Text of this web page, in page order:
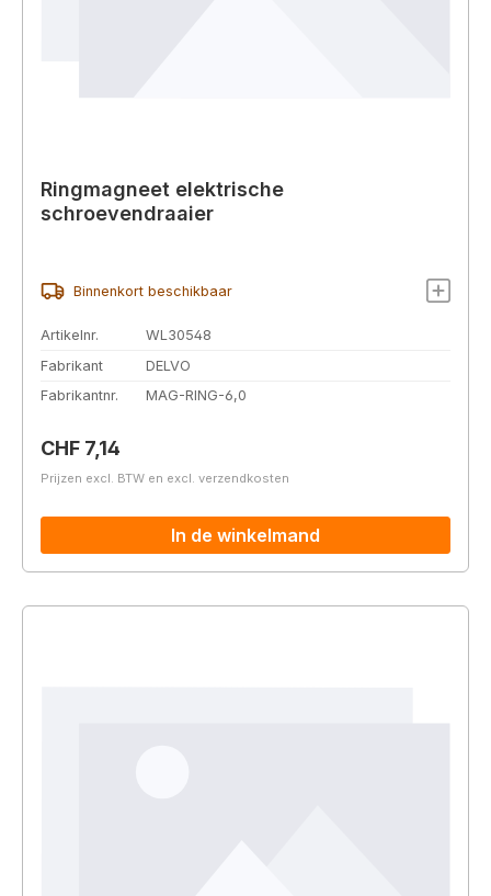
Ringmagneet elektrische
schroevendraaier
Binnenkort beschikbaar
Artikelnr.
WL30548
Fabrikant
DELVO
Fabrikantnr.
MAG-RING-6,0
Normale prijs:
CHF 7,14
Prijzen excl. BTW en excl. verzendkosten
In de winkelmand